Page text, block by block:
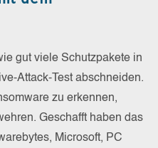
gut viele Schutzpakete in
Attack-Test abschneiden.
zu erkennen,
Geschafft haben das
Microsoft, PC